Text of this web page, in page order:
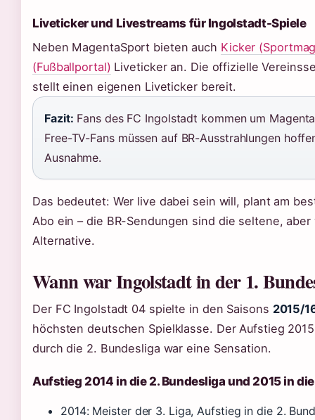
Liveticker und Livestreams für Ingolstadt-Spiele
Neben MagentaSport bieten auch Kicker
(Fußballportal) Liveticker an. Die offizielle
stellt einen eigenen Liveticker bereit.
Fazit: Fans des FC Ingolstadt kommen um
Free-TV-Fans müssen auf BR-Ausstrahlungen
Ausnahme.
Das bedeutet: Wer live dabei sein will, plant am
Abo ein – die BR-Sendungen sind die seltene,
Alternative.
Wann war Ingolstadt in der 1.
Der FC Ingolstadt 04 spielte in den Saisons 2015/
höchsten deutschen Spielklasse. Der Aufstieg
durch die 2. Bundesliga war eine Sensation.
Aufstieg 2014 in die 2. Bundesliga und 2015 in die
2014: Meister der 3. Liga, Aufstieg in die 2.